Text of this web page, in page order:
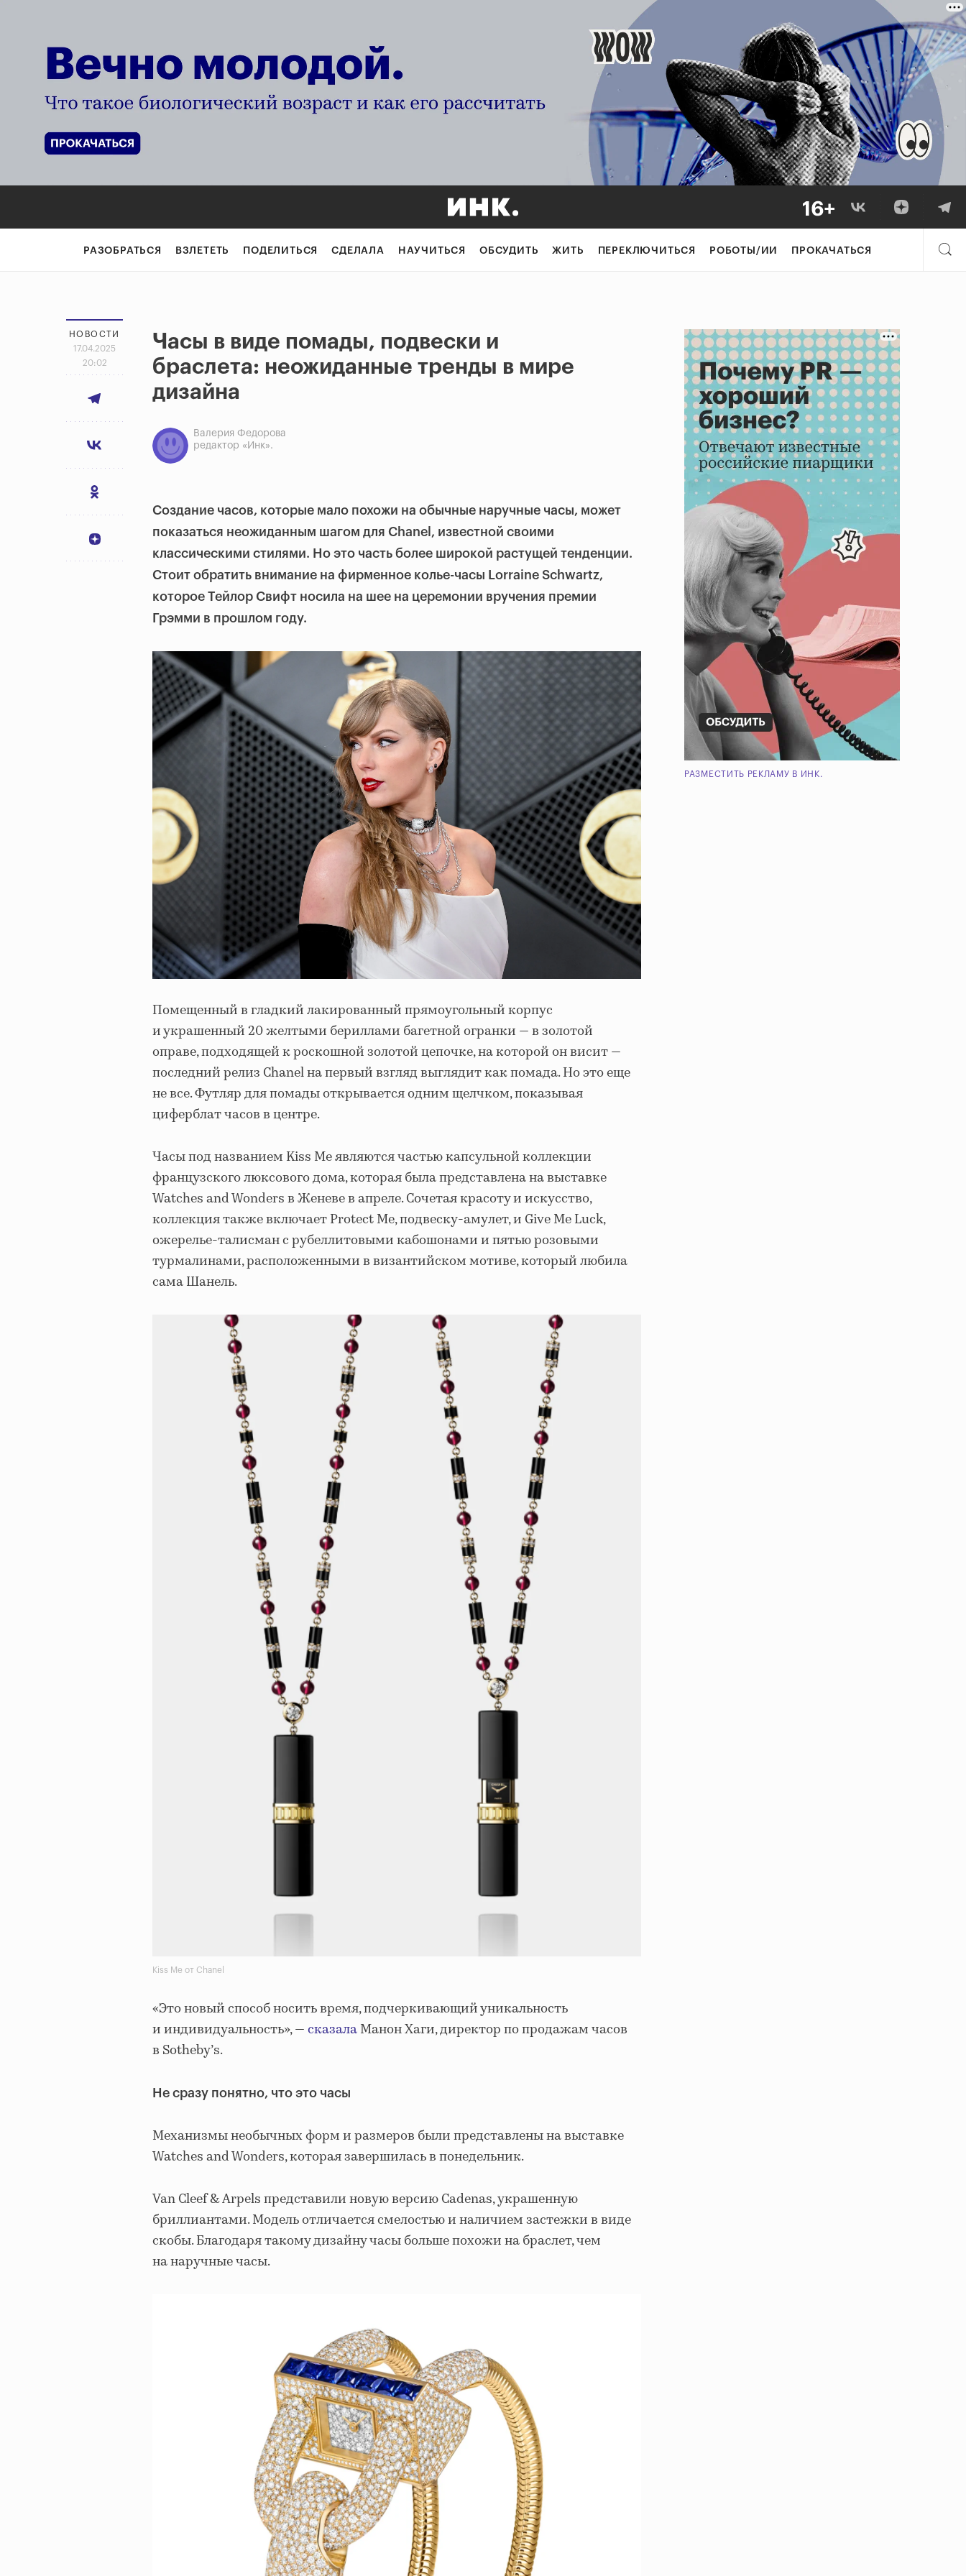
РАЗОБРАТЬСЯ ВЗЛЕТЕТЬ ПОДЕЛИТЬСЯ СДЕЛАЛА НАУЧИТЬСЯ ОБСУДИТЬ ЖИТЬ ПЕРЕКЛЮЧИТЬСЯ РОБОТЫ/ИИ ПРОКАЧАТЬСЯ
НОВОСТИ
17.04.2025
20:02
Часы в виде помады, подвески и
браслета: неожиданные тренды в мире
дизайна
Валерия Федорова
редактор «Инк».
Создание часов, которые мало похожи на обычные наручные часы, может
показаться неожиданным шагом для Chanel, известной своими
классическими стилями. Но это часть более широкой растущей тенденции.
Стоит обратить внимание на фирменное колье-часы Lorraine Schwartz,
которое Тейлор Свифт носила на шее на церемонии вручения премии
Грэмми в прошлом году.
Помещенный в гладкий лакированный прямоугольный корпус
и украшенный 20 желтыми бериллами багетной огранки — в золотой
оправе, подходящей к роскошной золотой цепочке, на которой он висит —
последний релиз Chanel на первый взгляд выглядит как помада. Но это еще
не все. Футляр для помады открывается одним щелчком, показывая
циферблат часов в центре.
Часы под названием Kiss Me являются частью капсульной коллекции
французского люксового дома, которая была представлена ​​на выставке
Watches and Wonders в Женеве в апреле. Сочетая красоту и искусство,
коллекция также включает Protect Me, подвеску-амулет, и Give Me Luck,
ожерелье-талисман с рубеллитовыми кабошонами и пятью розовыми
турмалинами, расположенными в византийском мотиве, который любила
сама Шанель.
Kiss Me от Chanel
«Это новый способ носить время, подчеркивающий уникальность
и индивидуальность», —сказалаМанон Хаги, директор по продажам часов
в Sotheby’s.
Не сразу понятно, что это часы
Механизмы необычных форм и размеров были представлены на выставке
Watches and Wonders, которая завершилась в понедельник.
Van Cleef & Arpels представили новую версию Cadenas, украшенную
бриллиантами. Модель отличается смелостью и наличием застежки в виде
скобы. Благодаря такому дизайну часы больше похожи на браслет, чем
на наручные часы.
РАЗМЕСТИТЬ РЕКЛАМУ В ИНК.